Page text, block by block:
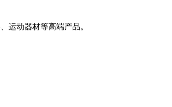
运动器材等高端产品。